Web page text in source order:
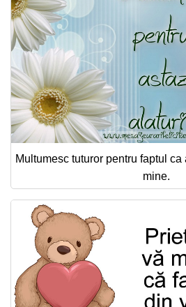
Multumesc tuturor pentru faptul
mine.